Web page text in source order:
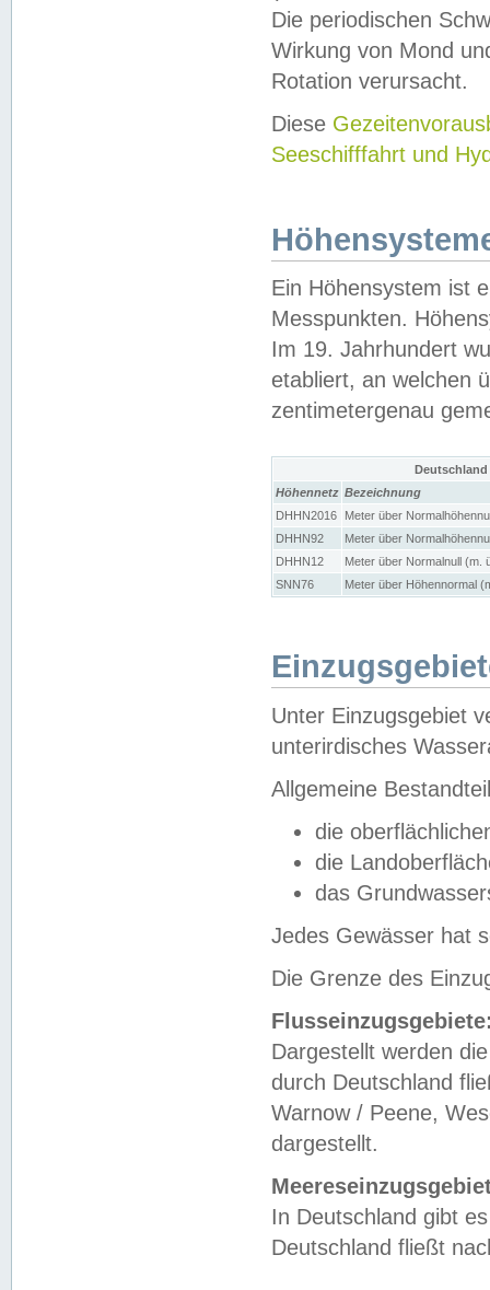
Die periodischen
Wirkung von Mond
Rotation verursacht.
Diese
Seeschifffahrt und
Ein Höhensystem ist
Messpunkten.
Im 19. Jahrhundert
etabliert, an welchen
zentimetergenau
Höhennetz Bezeichnung
DHHN2016
Meter über
DHHN92
Meter über
DHHN12
Meter über Normalnull (m.
SNN76
Meter über Höhennormal
Unter Einzugsgebiet
unterirdisches
Allgemeine
die
die
das
Jedes Gewässer hat
Die Grenze des
Dargestellt werden
durch Deutschland
Warnow / Peene,
dargestellt.
In Deutschland gibt
Deutschland fließt